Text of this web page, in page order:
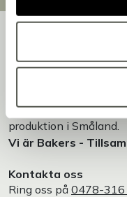
Bakers är en
utrustning för bageri,
produktion i Småland.
Vi är Bakers -
Kontakta oss
Ring oss på 0478-316